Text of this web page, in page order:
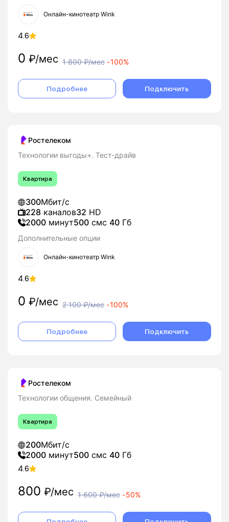
Онлайн-кинотеатр Wink
4.6
0 ₽/мес 1 800₽/мес -100%
Подробнее Подключить
Ростелеком
Технологии выгоды+. Тест-драйв
Квартира
300Мбит/с
228 каналов32 HD
2000 минут500 смс 40 Гб
Дополнительные опции
Онлайн-кинотеатр Wink
4.6
0 ₽/мес 2 100₽/мес -100%
Подробнее Подключить
Ростелеком
Технологии общения. Семейный
Квартира
200Мбит/с
2000 минут500 смс 40 Гб
4.6
800 ₽/мес 1 600₽/мес -50%